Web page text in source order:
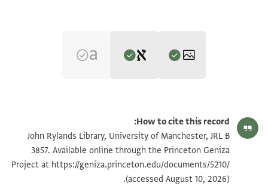
Phillip Ackerman-Lieberman's digital edition.
זכרון עדות שהיה בפנינו אנו בית דין הקבוע במצרים
וה[עדים
החותמים עדותם למטה בשטר הזה בתרין בשבה ו
יומ]י[ן] בירח סיון אלפא ותלת מאה ושתין ושב[עה] שני[ן
JRL B 3857 1 / 1 leaf, verso
بيان أذونات الصورة
How to cite this record:
John Rylands Library, University of Manchester, JRL B
3857. Available online through the Princeton Geniza
Project athttps://geniza.princeton.edu/documents/5210/
(accessed August 10, 2026).